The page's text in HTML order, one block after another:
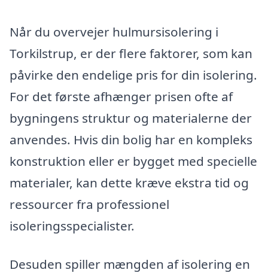
Når du overvejer hulmursisolering i
Torkilstrup, er der flere faktorer, som kan
påvirke den endelige pris for din isolering.
For det første afhænger prisen ofte af
bygningens struktur og materialerne der
anvendes. Hvis din bolig har en kompleks
konstruktion eller er bygget med specielle
materialer, kan dette kræve ekstra tid og
ressourcer fra professionel
isoleringsspecialister.
Desuden spiller mængden af isolering en